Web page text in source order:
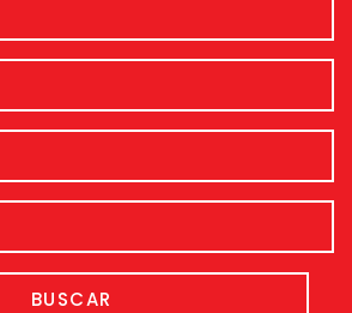
BUSCAR